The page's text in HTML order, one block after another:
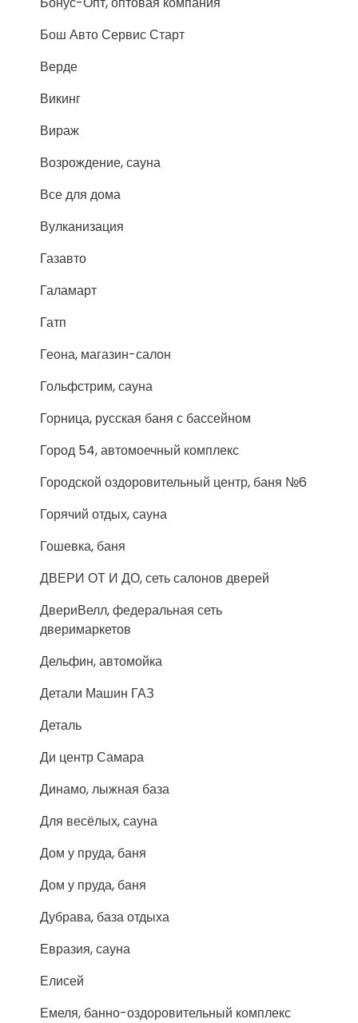
Бош Авто Сервис Старт
Верде
Викинг
Вираж
Возрождение, сауна
Все для дома
Вулканизация
Газавто
Галамарт
Гатп
Геона, магазин-салон
Гольфстрим, сауна
Горница, русская баня с бассейном
Город 54, автомоечный комплекс
Городской оздоровительный центр, баня №6
Горячий отдых, сауна
Гошевка, баня
ДВЕРИ ОТ И ДО, сеть салонов дверей
ДвериВелл, федеральная сеть
дверимаркетов
Дельфин, автомойка
Детали Машин ГАЗ
Деталь
Ди центр Самара
Динамо, лыжная база
Для весёлых, сауна
Дом у пруда, баня
Дом у пруда, баня
Дубрава, база отдыха
Евразия, сауна
Елисей
Емеля, банно-оздоровительный комплекс